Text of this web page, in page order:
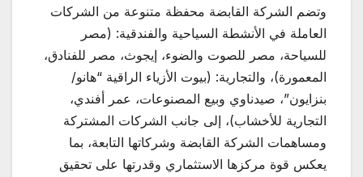
وتضم الشركة القابضة محفظة متنوعة من الشركات
العاملة في الأنشطة السياحية والفندقية: (مصر
للسياحة، مصر للصوت والضوء، إيجوث، مصر للفنادق،
المعمورة)، والتجارية: (بيوت الأزياء الراقية “هانو/
بنزايون”، صيدناوي وبيع المصنوعات، عمر أفندي،
التجارية للأخشاب)، إلى جانب الشركات المشتركة
ومساهمات الشركة القابضة وشركاتها التابعة، بما
يعكس قوة مركزها الاستثماري وقدرتها على تحقيق